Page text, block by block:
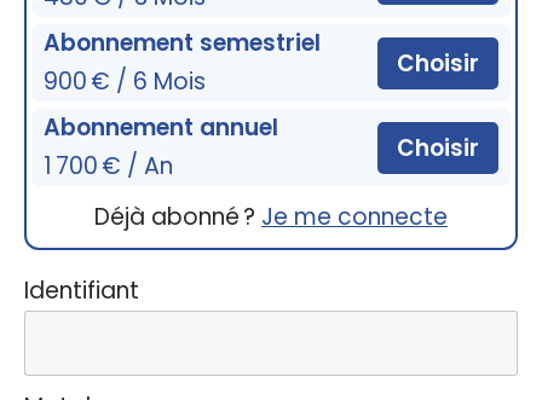
Abonnement semestriel
900 € / 6 Mois
Choisir
Abonnement annuel
1 700 € / An
Choisir
Déjà abonné ? Je me connecte
Identifiant